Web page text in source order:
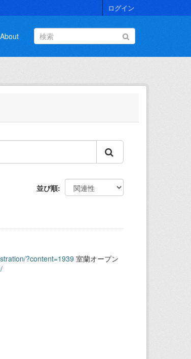
ログイン
About
並び順
?content=1939 室蘭オープン